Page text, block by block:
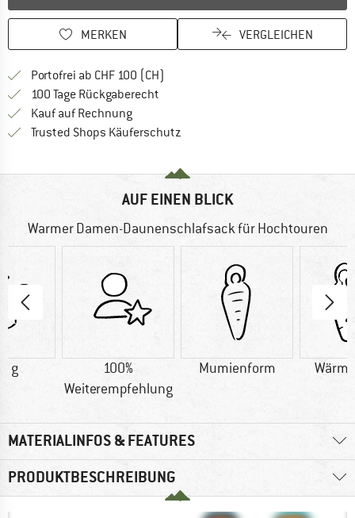
MERKEN VERGLEICHEN
Portofrei ab CHF 100 (CH)
100 Tage Rückgaberecht
Kauf auf RechnungFinde die Zahlungs-Infos hier! Öffnet
Trusted Shops Käuferschutz
AUF EINEN BLICK
Warmer Damen-Daunenschlafsack für Hochtouren
g
100%
Weiterempfehlung
Mumienform
MATERIALINFOS & FEATURES
PRODUKTBESCHREIBUNG